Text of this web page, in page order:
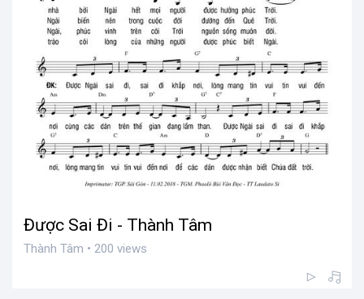
Được Sai Đi - Thành Tâm
Thành Tâm • 200 views